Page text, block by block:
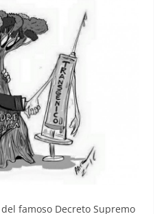
famoso Decreto Supremo